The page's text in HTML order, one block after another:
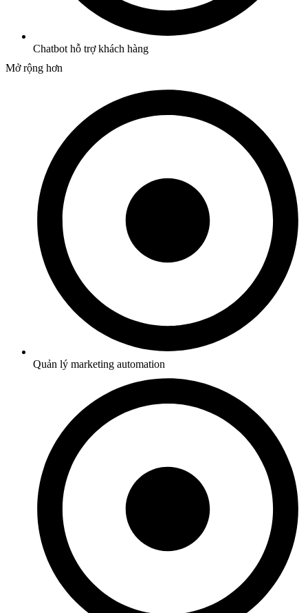
Chatbot hỗ trợ khách hàng
Mở rộng hơn
Quản lý marketing automation